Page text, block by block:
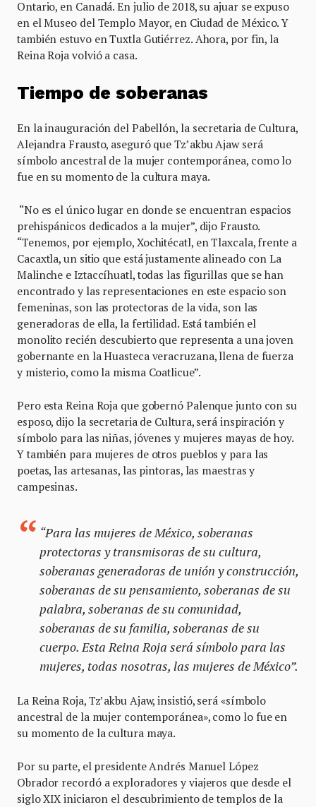
Ontario, en Canadá. En julio de 2018, su ajuar se expuso
en el Museo del Templo Mayor, en Ciudad de México. Y
también estuvo en Tuxtla Gutiérrez. Ahora, por fin, la
Reina Roja volvió a casa.
Tiempo de soberanas
En la inauguración del Pabellón, la secretaria de Cultura,
Alejandra Frausto, aseguró que Tz’akbu Ajaw será
símbolo ancestral de la mujer contemporánea, como lo
fue en su momento de la cultura maya.
“No es el único lugar en donde se encuentran espacios
prehispánicos dedicados a la mujer”, dijo Frausto.
“Tenemos, por ejemplo, Xochitécatl, en Tlaxcala, frente a
Cacaxtla, un sitio que está justamente alineado con La
Malinche e Iztaccíhuatl, todas las figurillas que se han
encontrado y las representaciones en este espacio son
femeninas, son las protectoras de la vida, son las
generadoras de ella, la fertilidad. Está también el
monolito recién descubierto que representa a una joven
gobernante en la Huasteca veracruzana, llena de fuerza
y misterio, como la misma Coatlicue”.
Pero esta Reina Roja que gobernó Palenque junto con su
esposo, dijo la secretaria de Cultura, será inspiración y
símbolo para las niñas, jóvenes y mujeres mayas de hoy.
Y también para mujeres de otros pueblos y para las
poetas, las artesanas, las pintoras, las maestras y
campesinas.
“Para las mujeres de México, soberanas
protectoras y transmisoras de su cultura,
soberanas generadoras de unión y construcción,
soberanas de su pensamiento, soberanas de su
palabra, soberanas de su comunidad,
soberanas de su familia, soberanas de su
cuerpo. Esta Reina Roja será símbolo para las
mujeres, todas nosotras, las mujeres de México”.
La Reina Roja, Tz’akbu Ajaw, insistió, será «símbolo
ancestral de la mujer contemporánea», como lo fue en
su momento de la cultura maya.
Por su parte, el presidente Andrés Manuel López
Obrador recordó a exploradores y viajeros que desde el
siglo XIX iniciaron el descubrimiento de templos de la